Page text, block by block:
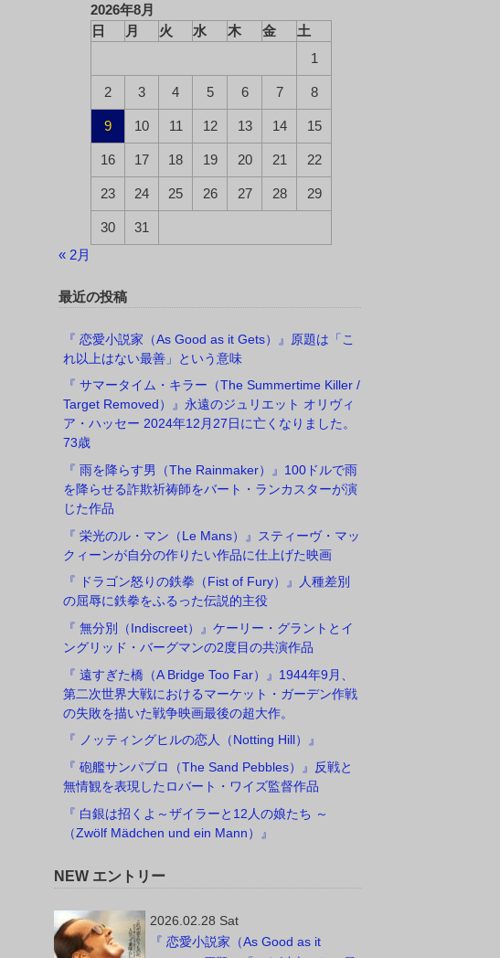
2026年8月
日
月 火 水 木 金
土
1
2 3 4 5 6 7 8
9 10 11 12 13 14 15
16 17 18 19 20 21 22
23 24 25 26 27 28 29
30
31
« 2月
最近の投稿
『 恋愛小説家（As Good as it Gets）』原題は「こ
れ以上はない最善」という意味
『 サマータイム・キラー（The Summertime Killer /
Target Removed）』永遠のジュリエット オリヴィ
ア・ハッセー 2024年12月27日に亡くなりました。
73歳
『 雨を降らす男（The Rainmaker）』100ドルで雨
を降らせる詐欺祈祷師をバート・ランカスターが演
じた作品
『 栄光のル・マン（Le Mans）』スティーヴ・マッ
クィーンが自分の作りたい作品に仕上げた映画
『 ドラゴン怒りの鉄拳（Fist of Fury）』人種差別
の屈辱に鉄拳をふるった伝説的主役
『 無分別（Indiscreet）』ケーリー・グラントとイ
ングリッド・バーグマンの2度目の共演作品
『 遠すぎた橋（A Bridge Too Far）』1944年9月、
第二次世界大戦におけるマーケット・ガーデン作戦
の失敗を描いた戦争映画最後の超大作。
『 ノッティングヒルの恋人（Notting Hill）』
『 砲艦サンパブロ（The Sand Pebbles）』反戦と
無情観を表現したロバート・ワイズ監督作品
『 白銀は招くよ～ザイラーと12人の娘たち ～
（Zwölf Mädchen und ein Mann）』
NEW エントリー
2026.02.28 Sat
『 恋愛小説家（As Good as it